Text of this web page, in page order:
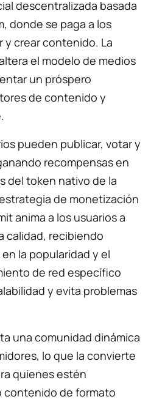
descentralizada basada
donde se paga a los
y crear contenido. La
el modelo de medios
un próspero
de contenido y
pueden publicar, votar y
recompensas en
del token nativo de la
de monetización
anima a los usuarios a
calidad, recibiendo
la popularidad y el
de red específico
y evita problemas
una comunidad dinámica
lo que la convierte
quienes estén
contenido de formato